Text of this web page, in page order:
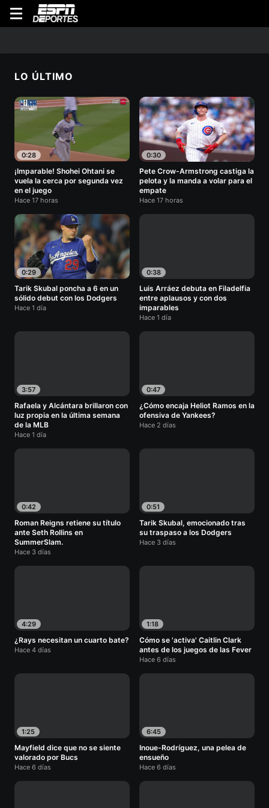
LO ÚLTIMO
Volver
0:28
¡Imparable! Shohei Ohtani se
vuela la cerca por segunda vez
en el juego
Hace 17 horas
0:30
Pete Crow-Armstrong castiga la
pelota y la manda a volar para el
empate
Hace 17 horas
0:29
Tarik Skubal poncha a 6 en un
sólido debut con los Dodgers
Hace 1 día
0:38
Luis Arráez debuta en Filadelfia
entre aplausos y con dos
imparables
Hace 1 día
3:57
Rafaela y Alcántara brillaron con
luz propia en la última semana
de la MLB
Hace 1 día
0:47
¿Cómo encaja Heliot Ramos en la
ofensiva de Yankees?
Hace 2 días
0:42
Roman Reigns retiene su título
ante Seth Rollins en
SummerSlam.
Hace 3 días
0:51
Tarik Skubal, emocionado tras
su traspaso a los Dodgers
Hace 3 días
4:29
¿Rays necesitan un cuarto bate?
Hace 4 días
1:18
Cómo se 'activa' Caitlin Clark
antes de los juegos de las Fever
Hace 6 días
1:25
Mayfield dice que no se siente
valorado por Bucs
Hace 6 días
6:45
Inoue-Rodríguez, una pelea de
ensueño
Hace 6 días